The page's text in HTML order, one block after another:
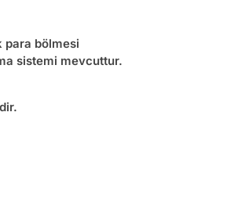
para bölmesi
sistemi mevcuttur.